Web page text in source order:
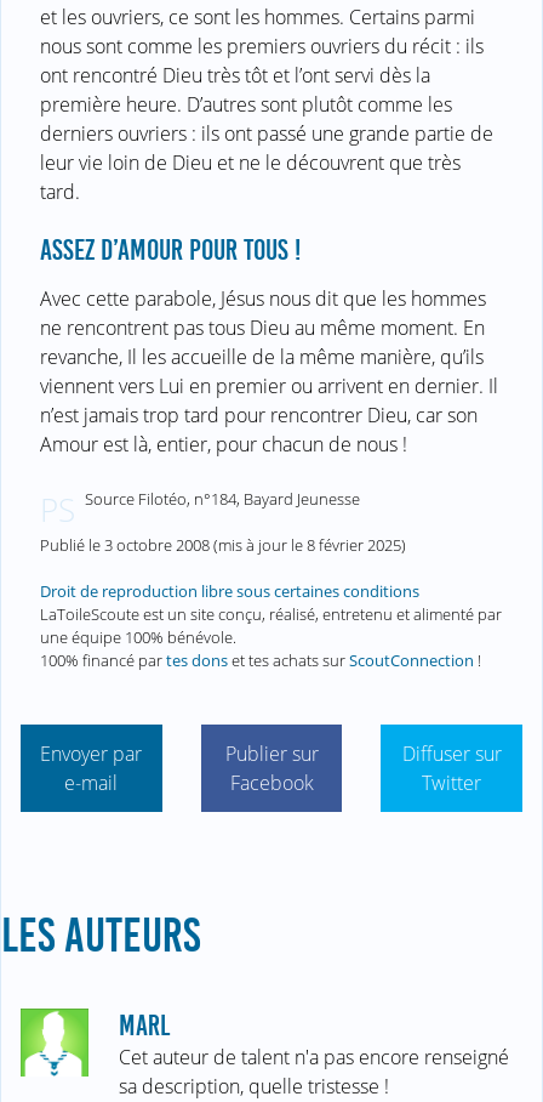
et les ouvriers, ce sont les hommes. Certains parmi
nous sont comme les premiers ouvriers du récit : ils
ont rencontré Dieu très tôt et l’ont servi dès la
première heure. D’autres sont plutôt comme les
derniers ouvriers : ils ont passé une grande partie de
leur vie loin de Dieu et ne le découvrent que très
tard.
ASSEZ D’AMOUR POUR TOUS !
Avec cette parabole, Jésus nous dit que les hommes
ne rencontrent pas tous Dieu au même moment. En
revanche, Il les accueille de la même manière, qu’ils
viennent vers Lui en premier ou arrivent en dernier. Il
n’est jamais trop tard pour rencontrer Dieu, car son
Amour est là, entier, pour chacun de nous !
PS Source Filotéo, n°184, Bayard Jeunesse
Publié le3 octobre 2008(mis à jour le8 février 2025)
Droit de reproduction libre sous certaines conditions
LaToileScoute est un site conçu, réalisé, entretenu et alimenté par
une équipe 100% bénévole.
100% financé partes donset tes achats surScoutConnection !
Envoyer par
e-mail
Publier sur
Facebook
Diffuser sur
Twitter
LES AUTEURS
MARL
Cet auteur de talent n'a pas encore renseigné
sa description, quelle tristesse !